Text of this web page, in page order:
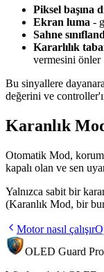
Piksel başına
Ekran luma -
Sahne
Kararlılık
vermesini önler
Bu sinyallere
değerini ve
Karanlık
Otomatik Mod,
kapalı olan ve sen
Yalnızca sabit bir
(Karanlık Mod, bir
Motor nasıl çalışır
OLED Guard Pro